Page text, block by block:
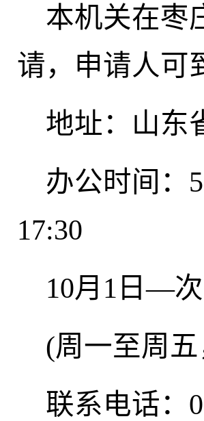
本机关在枣
请，申请人可
地址：山东
办公时间：
17:30
10月1日—
(周一至周
联系电话：